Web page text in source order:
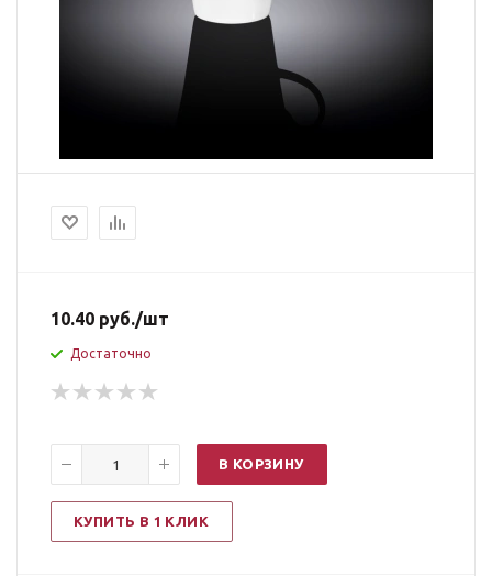
10.40 руб./шт
Достаточно
В КОРЗИНУ
КУПИТЬ В 1 КЛИК